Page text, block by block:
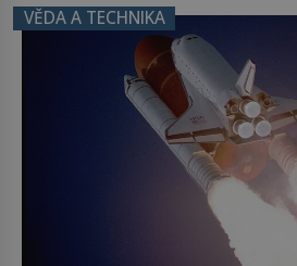
VĚDA A TECHNIKA